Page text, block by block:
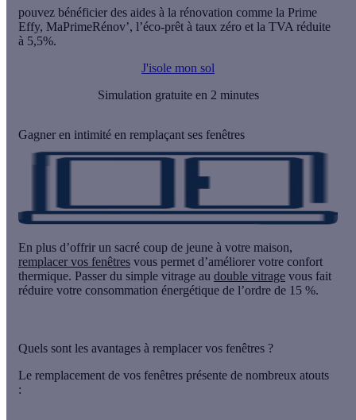
pouvez bénéficier des aides à la rénovation comme la Prime
Effy, MaPrimeRénov’, l’éco-prêt à taux zéro et la TVA réduite
à 5,5%.
J'isole mon sol
Simulation gratuite en 2 minutes
Gagner en intimité en remplaçant ses fenêtres
En plus d’offrir un sacré coup de jeune à votre maison,
remplacer vos fenêtres vous permet d’améliorer votre confort
thermique. Passer du simple vitrage au double vitrage vous fait
réduire votre consommation énergétique de l’ordre de 15 %.
Quels sont les avantages à remplacer vos fenêtres ?
Le remplacement de vos fenêtres présente de nombreux atouts
: